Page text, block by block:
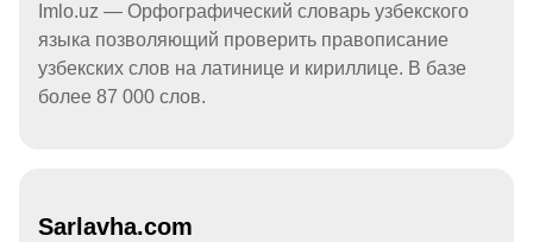
Imlo.uz — Орфографический словарь узбекского
языка позволяющий проверить правописание
узбекских слов на латинице и кириллице. В базе
более 87 000 слов.
Sarlavha.com